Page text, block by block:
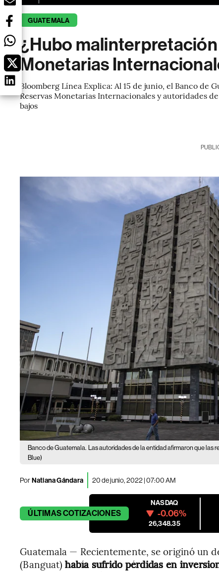
GUATEMALA
¿Hubo
Monetarias
Bloomberg Línea Explica: Al 15 de junio, el Banco de
Reservas Monetarias Internacionales y autoridades
bajos
Banco de Guatemala. Las autoridades de la entidad afirmaron que las
Blue)
PorNatiana Gándara 20 de junio, 2022 | 07:00 AM
ÚLTIMASCOTIZACIONES
NASDAQ
-0.06%
26,348.35
Guatemala — Recientemente, se originó un
(Banguat)había sufrido pérdidas en